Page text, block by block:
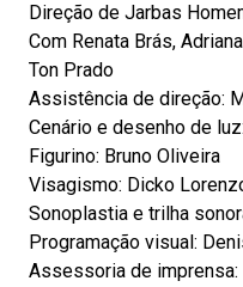
Direção de Jarbas
Com Renata Brás,
Ton Prado
Assistência de direção:
Cenário e desenho de
Figurino: Bruno Oliveira
Visagismo: Dicko
Sonoplastia e trilha
Programação visual:
Assessoria de